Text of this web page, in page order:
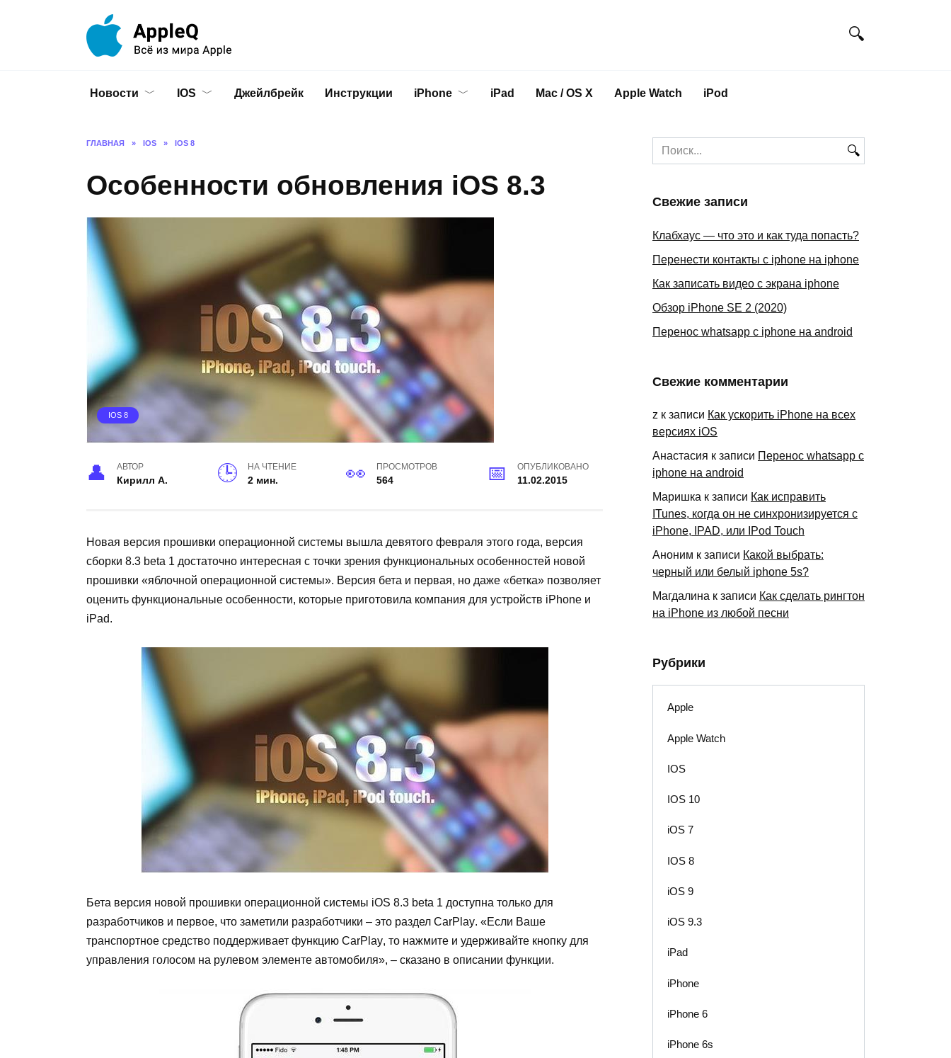
Новости IOS Джейлбрейк Инструкции iPhone iPad Mac / OS X Apple Watch iPod
ГЛАВНАЯ » IOS » IOS 8
Особенности обновления iOS 8.3
IOS 8
АВТОР
Кирилл А.
НА ЧТЕНИЕ
2 мин.
ПРОСМОТРОВ
564
ОПУБЛИКОВАНО
11.02.2015
Новая версия прошивки операционной системы вышла девятого февраля этого года, версия
сборки 8.3 beta 1 достаточно интересная с точки зрения функциональных особенностей новой
прошивки «яблочной операционной системы». Версия бета и первая, но даже «бетка» позволяет
оценить функциональные особенности, которые приготовила компания для устройств iPhone и
iPad.
Бета версия новой прошивки операционной системы iOS 8.3 beta 1 доступна только для
разработчиков и первое, что заметили разработчики – это раздел CarPlay. «Если Ваше
транспортное средство поддерживает функцию CarPlay, то нажмите и удерживайте кнопку для
управления голосом на рулевом элементе автомобиля», – сказано в описании функции.
Search
for:
Свежие записи
Клабхаус — что это и как туда попасть?
Перенести контакты с iphone на iphone
Как записать видео с экрана iphone
Обзор iPhone SE 2 (2020)
Перенос whatsapp с iphone на android
Свежие комментарии
z к записи Как ускорить iPhone на всех
версиях iOS
Анастасия к записи Перенос whatsapp с
iphone на android
Маришка к записи Как исправить
ITunes, когда он не синхронизируется с
iPhone, IPAD, или IPod Touch
Аноним к записи Какой выбрать:
черный или белый iphone 5s?
Магдалина к записи Как сделать рингтон
на iPhone из любой песни
Рубрики
Apple
Apple Watch
IOS
IOS 10
iOS 7
IOS 8
iOS 9
iOS 9.3
iPad
iPhone
iPhone 6
iPhone 6s